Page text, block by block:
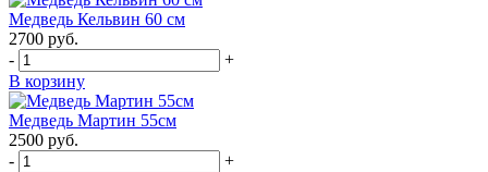
Медведь Кельвин 60 см
2700 руб.
-
+
В корзину
Медведь Мартин 55см
2500 руб.
-
+